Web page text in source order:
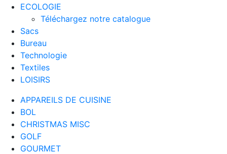
ECOLOGIE
Téléchargez notre catalogue
Sacs
Bureau
Technologie
Textiles
LOISIRS
APPAREILS DE CUISINE
BOL
CHRISTMAS MISC
GOLF
GOURMET